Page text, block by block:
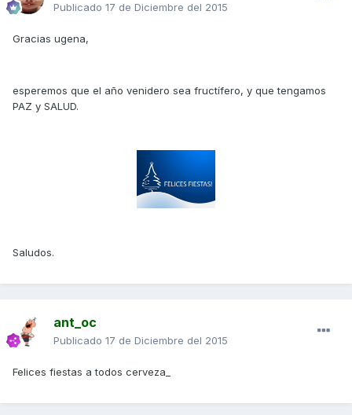
Publicado 17 de Diciembre del 2015
Gracias ugena,
esperemos que el año venidero sea fructífero, y que tengamos
PAZ y SALUD.
Saludos.
ant_oc
Publicado 17 de Diciembre del 2015
Felices fiestas a todos cerveza_